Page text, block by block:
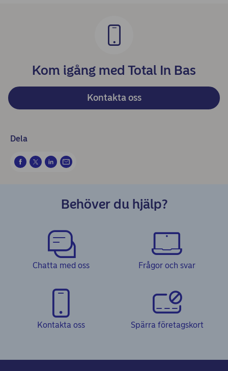
Kom igång med Total In Bas
Kontakta oss
Dela
Behöver du hjälp?
Chatta med oss Frågor och svar
Kontakta oss Spärra företagskort